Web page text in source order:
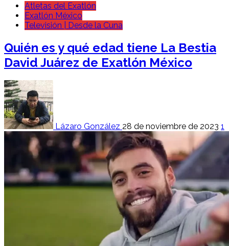
Atletas del Exatlón
Exatlón México
Televisión | Desde la Cuna
Quién es y qué edad tiene La Bestia
David Juárez de Exatlón México
Lázaro González 28 de noviembre de 2023 1